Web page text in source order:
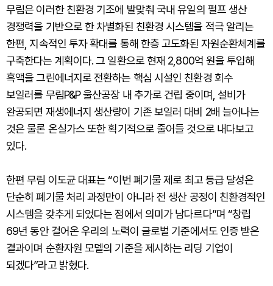
무림은 이러한 친환경 기조에 발맞춰 국내 유일의 펄프 생산
경쟁력을 기반으로 한 차별화된 친환경 시스템을 적극 알리는
한편, 지속적인 투자 확대를 통해 한층 고도화된 자원순환체계를
구축한다는 계획이다. 그 일환으로 현재 2,800억 원을 투입해
흑액을 그린에너지로 전환하는 핵심 시설인 친환경 회수
보일러를 무림P&P 울산공장 내 추가로 건립 중이며, 설비가
완공되면 재생에너지 생산량이 기존 보일러 대비 2배 늘어나는
것은 물론 온실가스 또한 획기적으로 줄어들 것으로 내다보고
있다.
한편 무림 이도균 대표는 “이번 폐기물 제로 최고 등급 달성은
단순히 폐기물 처리 과정만이 아니라 전 생산 공정이 친환경적인
시스템을 갖추게 되었다는 점에서 의미가 남다르다”며 “창립
69년 동안 걸어온 우리의 노력이 글로벌 기준에서도 인증 받은
결과이며 순환자원 모델의 기준을 제시하는 리딩 기업이
되겠다”라고 밝혔다.